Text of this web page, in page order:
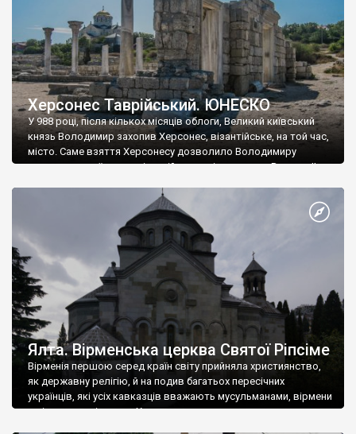
Херсонес Таврійський. ЮНЕСКО
У 988 році, після кількох місяців облоги, Великий київський
князь Володимир захопив Херсонес, візантійське, на той час,
місто. Саме взяття Херсонесу дозволило Володимиру
диктувати свої умови візантійському імператору Василю ІІ, та
Херсонесі Володимир-язичник, став Василем-християнином.
А потім було Хрещення Русі. На честь Херсонесу Таврійського
Ялта. Вірменська церква Святої Ріпсіме
Вірменія першою серед країн світу прийняла християнство,
як державну релігію, й на подив багатьох пересічних
українців, які усіх кавказців вважають мусульманами, вірмени
є відданими вірянами Христа